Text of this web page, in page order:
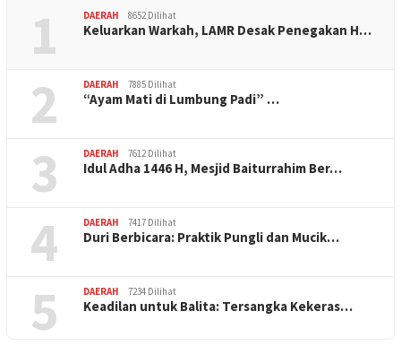
1 DAERAH 8652 Dilihat
Keluarkan Warkah, LAMR Desak Penegakan H…
2 DAERAH 7885 Dilihat
“Ayam Mati di Lumbung Padi” …
3 DAERAH 7612 Dilihat
Idul Adha 1446 H, Mesjid Baiturrahim Ber…
4 DAERAH 7417 Dilihat
Duri Berbicara: Praktik Pungli dan Mucik…
5 DAERAH 7234 Dilihat
Keadilan untuk Balita: Tersangka Kekeras…